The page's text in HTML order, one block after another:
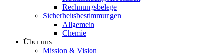
Rechnungsbelege
Sicherheitsbestimmungen
Allgemein
Chemie
Über uns
Mission & Vision